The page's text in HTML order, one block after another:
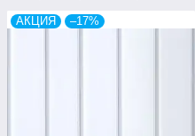
АКЦИЯ –17%